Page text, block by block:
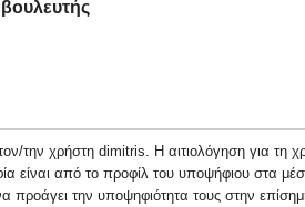
την χρήστη dimitris. Η αιτιολόγηση για τη
είναι από το προφίλ του υποψήφιου στα
προάγει την υποψηφιότητα τους στην